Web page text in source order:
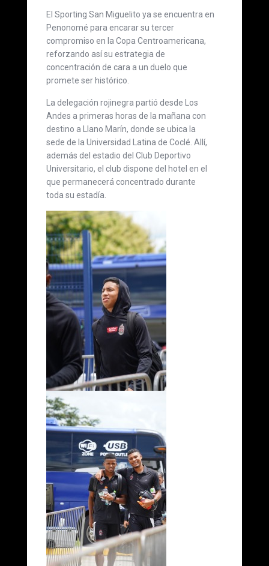
El Sporting San Miguelito ya se encuentra en
Penonomé para encarar su tercer
compromiso en la Copa Centroamericana,
reforzando así su estrategia de
concentración de cara a un duelo que
promete ser histórico.
La delegación rojinegra partió desde Los
Andes a primeras horas de la mañana con
destino a Llano Marín, donde se ubica la
sede de la Universidad Latina de Coclé. Allí,
además del estadio del Club Deportivo
Universitario, el club dispone del hotel en el
que permanecerá concentrado durante
toda su estadía.